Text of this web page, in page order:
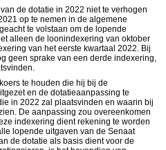
de dotatie in 2022 niet te verhogen
op te nemen in de algemene
te volstaan om de lopende
alleen de loonindexering van oktober
van het eerste kwartaal 2022. Bij
geen sprake van een derde indexering,
te houden die hij bij de
en de dotatieaanpassing te
in 2022 zal plaatsvinden en waarin bij
De aanpassing zou overeenkomen
indexering dient rekening te worden
lopende uitgaven van de Senaat
de dotatie als basis dient voor de